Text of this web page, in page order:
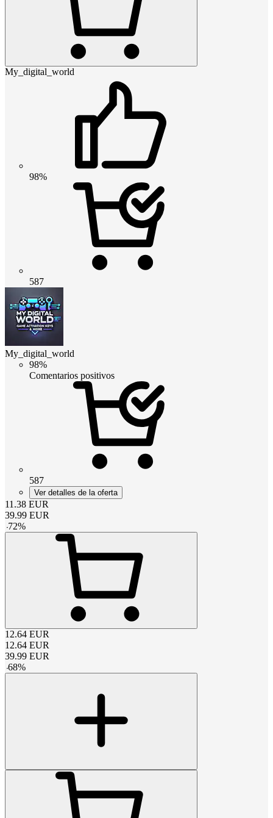
My_digital_world
98%
587
My_digital_world
98%
Comentarios positivos
587
Ver detalles de la oferta
11.38 EUR
39.99 EUR
-72%
12.64 EUR
12.64 EUR
39.99 EUR
-68%